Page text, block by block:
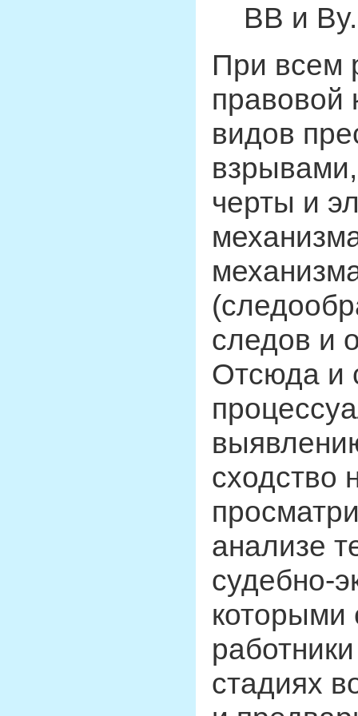
ВВ и By.
При всем
правовой
видов
черты и
следов и
Отсюда и
сходство
анализе
судебно-
которыми
стадиях